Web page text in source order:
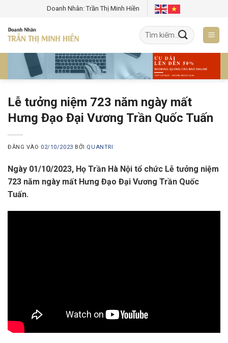
nội
dung
Doanh Nhân: Trần Thị Minh Hiền
Lễ tưởng niệm 723 năm ngày mất
Hưng Đạo Đại Vương Trần Quốc Tuấn
ĐĂNG VÀO 02/10/2023 BỞI QUANTRI
Ngày 01/10/2023, Họ Trần Hà Nội tổ chức Lễ tưởng niệm
723 năm ngày mất Hưng Đạo Đại Vương Trần Quốc
Tuấn.